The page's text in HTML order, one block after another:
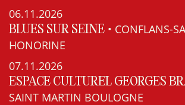
06.11.2026
BLUES SUR SEINE • CONFLANS-
HONORINE
07.11.2026
ESPACE CULTUREL GEORGES
SAINT MARTIN BOULOGNE